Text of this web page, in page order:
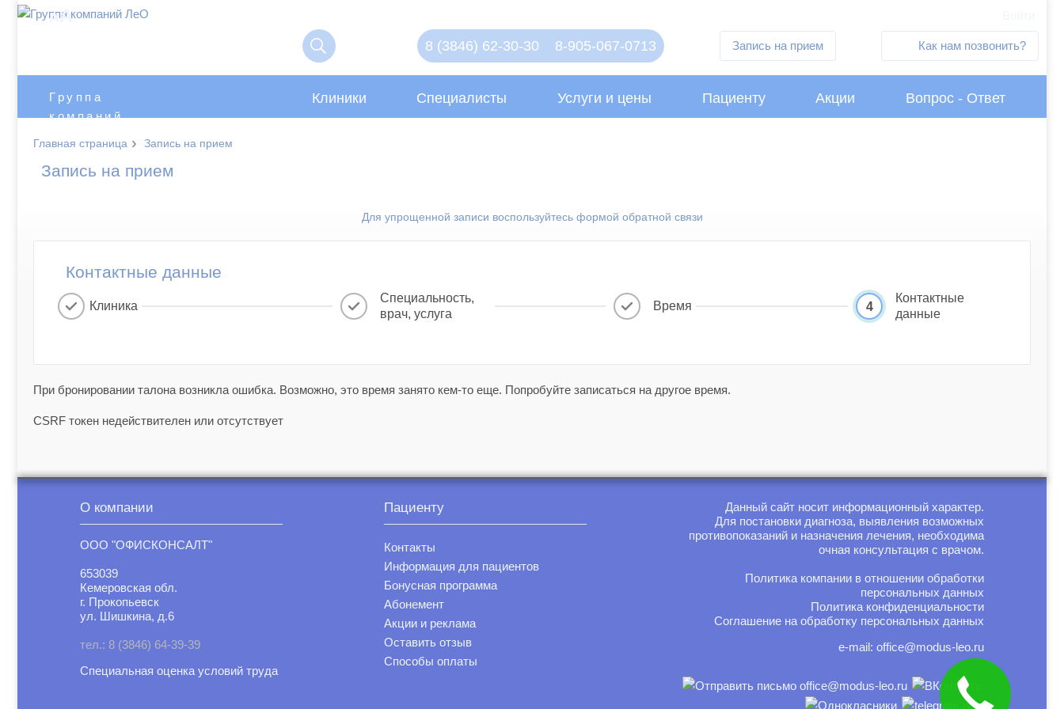
AA
Группа
компаний
8 (3846) 62-30-30 8-905-067-0713 Запись на прием Как нам позвонить?
Клиники Специалисты Услуги и цены Пациенту Акции Вопрос - Ответ
Главная страница › Запись на прием
Запись на прием
Для упрощенной записи воспользуйтесь формой обратной связи
Контактные данные
Клиника
Специальность,
врач, услуга
Время 4
Контактные
данные
При бронировании талона возникла ошибка. Возможно, это время занято кем-то еще. Попробуйте записаться на другое время.
CSRF токен недействителен или отсутствует
О компании
ООО "ОФИСКОНСАЛТ"
653039
Кемеровская обл.
г. Прокопьевск
ул. Шишкина, д.6
тел.: 8 (3846) 64-39-39
Специальная оценка условий труда
Пациенту
Контакты
Информация для пациентов
Бонусная программа
Абонемент
Акции и реклама
Оставить отзыв
Способы оплаты
Данный сайт носит информационный характер.
Для постановки диагноза, выявления возможных
противопоказаний и назначения лечения, необходима
очная консультация с врачом.
Политика компании в отношении обработки
персональных данных
Политика конфиденциальности
Соглашение на обработку персональных данных
e-mail: office@modus-leo.ru